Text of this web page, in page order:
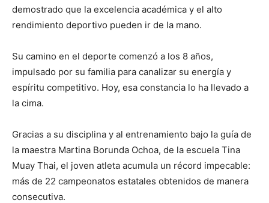
demostrado que la excelencia académica y el alto
rendimiento deportivo pueden ir de la mano.
Su camino en el deporte comenzó a los 8 años,
impulsado por su familia para canalizar su energía y
espíritu competitivo. Hoy, esa constancia lo ha llevado a
la cima.
Gracias a su disciplina y al entrenamiento bajo la guía de
la maestra Martina Borunda Ochoa, de la escuela Tina
Muay Thai, el joven atleta acumula un récord impecable:
más de 22 campeonatos estatales obtenidos de manera
consecutiva.